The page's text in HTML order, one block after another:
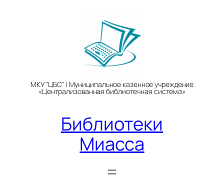
МКУ "ЦБС" | Муниципальное казенное учреждение
«Централизованная библиотечная система»
Библиотеки
Миасса